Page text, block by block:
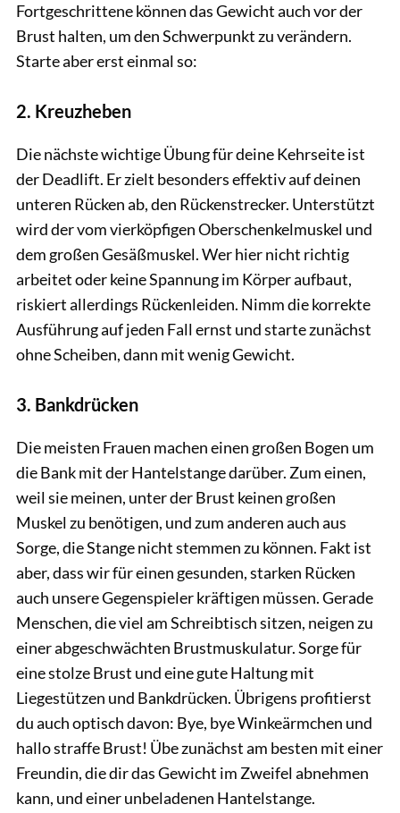
Fortgeschrittene können das Gewicht auch vor der
Brust halten, um den Schwerpunkt zu verändern.
Starte aber erst einmal so:
2. Kreuzheben
Die nächste wichtige Übung für deine Kehrseite ist
der Deadlift. Er zielt besonders effektiv auf deinen
unteren Rücken ab, den Rückenstrecker. Unterstützt
wird der vom vierköpfigen Oberschenkelmuskel und
dem großen Gesäßmuskel. Wer hier nicht richtig
arbeitet oder keine Spannung im Körper aufbaut,
riskiert allerdings Rückenleiden. Nimm die korrekte
Ausführung auf jeden Fall ernst und starte zunächst
ohne Scheiben, dann mit wenig Gewicht.
3. Bankdrücken
Die meisten Frauen machen einen großen Bogen um
die Bank mit der Hantelstange darüber. Zum einen,
weil sie meinen, unter der Brust keinen großen
Muskel zu benötigen, und zum anderen auch aus
Sorge, die Stange nicht stemmen zu können. Fakt ist
aber, dass wir für einen gesunden, starken Rücken
auch unsere Gegenspieler kräftigen müssen. Gerade
Menschen, die viel am Schreibtisch sitzen, neigen zu
einer abgeschwächten Brustmuskulatur. Sorge für
eine stolze Brust und eine gute Haltung mit
Liegestützen und Bankdrücken. Übrigens profitierst
du auch optisch davon: Bye, bye Winkeärmchen und
hallo straffe Brust! Übe zunächst am besten mit einer
Freundin, die dir das Gewicht im Zweifel abnehmen
kann, und einer unbeladenen Hantelstange.